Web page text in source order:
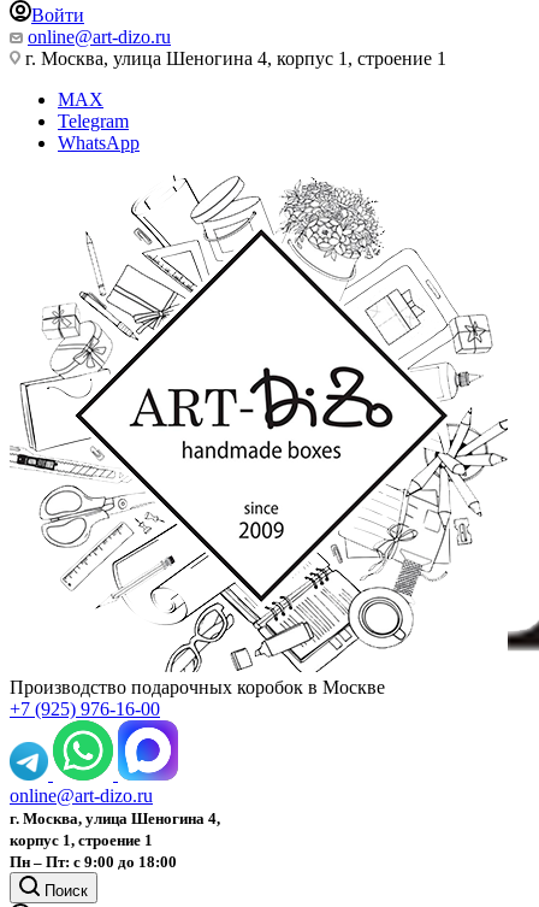
Войти
online@art-dizo.ru
г. Москва, улица Шеногина 4, корпус 1, строение 1
MAX
Telegram
WhatsApp
Производство подарочных коробок в Москве
+7 (925) 976-16-00
online@art-dizo.ru
г. Москва, улица Шеногина 4,
корпус 1, строение 1
Пн – Пт: с 9:00 до 18:00
Поиск